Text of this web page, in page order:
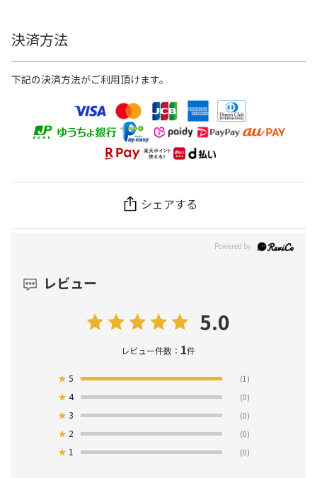
決済方法
下記の決済方法がご利用頂けます。
シェアする
レビュー
5.0
レビュー件数： 1件
★5 (1)
★4 (0)
★3 (0)
★ 2 (0)
★ 1 (0)